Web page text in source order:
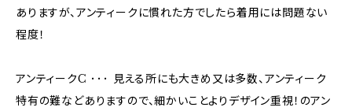
ありますが、アンティークに慣れた方でしたら着用には問題ない
程度！
アンティークC ･･･ 見える所にも大きめ又は多数、アンティーク
特有の難などありますので、細かいことよりデザイン重視！のアン